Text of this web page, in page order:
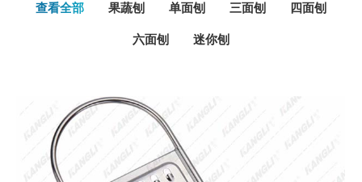
查看全部 果蔬刨 单面刨 三面刨 四面刨
六面刨 迷你刨